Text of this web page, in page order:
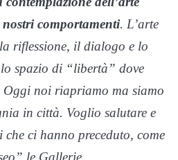
comportamenti. L’arte
riflessione, il dialogo e lo
spazio di “libertà” dove
Oggi noi riapriamo ma siamo
in città. Voglio salutare e
ci hanno preceduto, come
le Gallerie